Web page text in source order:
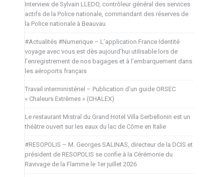
Interview de Sylvain LLEDO, contrôleur général des services
actifs de la Police nationale, commandant des réserves de
la Police nationale à Beauvau
#Actualités #Numerique – L’application France Identité
voyage avec vous est dès aujourd’hui utilisable lors de
l’enregistrement de nos bagages et à l’embarquement dans
les aéroports français
Travail interministériel – Publication d’un guide ORSEC
« Chaleurs Extrêmes » (CHALEX)
Le restaurant Mistral du Grand Hotel Villa Serbellonin est un
théâtre ouvert sur les eaux du lac de Côme en Italie
#RESOPOLIS – M. Georges SALINAS, directeur de la DCIS et
président de RESOPOLIS se confie à la Cérémonie du
Ravivage de la Flamme le 1er juillet 2026